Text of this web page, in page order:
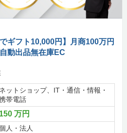
ギフト10,000円】月商100万円
動出品無在庫EC
ネットショップ、IT・通信・情報・
帯電話
150 万円
人・法人